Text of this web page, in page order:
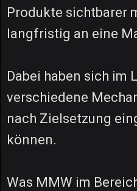
Produkte sichtbarer
langfristig an eine
Dabei haben sich im
verschiedene
nach Zielsetzung
können.
Was MMW im